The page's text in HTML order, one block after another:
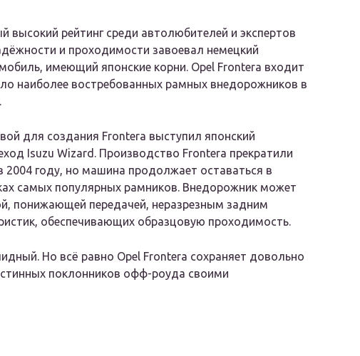
высокий рейтинг среди автолюбителей и экспертов
и проходимости завоевал немецкий
имеющий японские корни. Opel Frontera входит
наиболее востребованных рамных внедорожников в
для создания Frontera выступил японский
Isuzu Wizard. Производство Frontera прекратили
2004 году, но машина продолжает оставаться в
самых популярных рамников. Внедорожник может
понижающей передачей, неразрезным задним
обеспечивающих образцовую проходимость.
Но всё равно Opel Frontera сохраняет довольно
поклонников офф-роуда своими